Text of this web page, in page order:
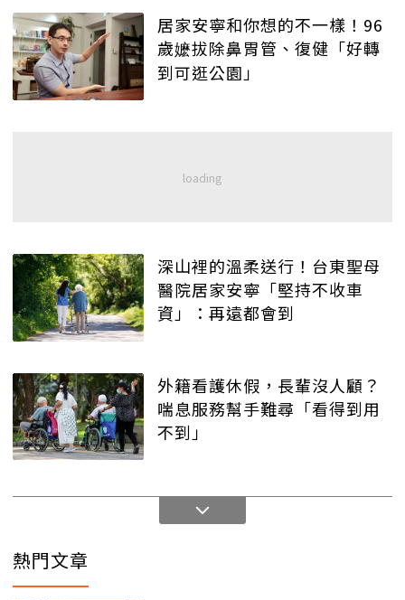
居家安寧和你想的不一樣！96
歲嬷拔除鼻胃管、復健「好轉
到可逛公園」
深山裡的溫柔送行！台東聖母
醫院居家安寧「堅持不收車
資」：再遠都會到
外籍看護休假，長輩沒人顧？
喘息服務幫手難尋「看得到用
不到」
熱門文章